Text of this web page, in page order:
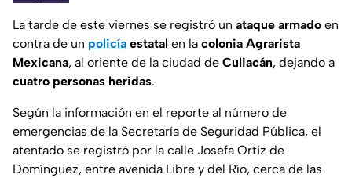
La tarde de este viernes se registró un ataque armado en
contra de un policía estatal en la colonia Agrarista
Mexicana, al oriente de la ciudad de Culiacán, dejando a
cuatro personas heridas.
Según la información en el reporte al número de
emergencias de la Secretaría de Seguridad Pública, el
atentado se registró por la calle Josefa Ortiz de
Domínguez, entre avenida Libre y del Río, cerca de las